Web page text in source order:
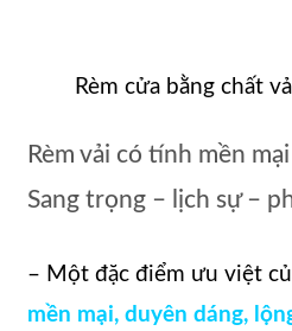
Rèm cửa bằng chất
Rèm vải có tính mền
Sang trọng – lịch sự –
– Một đặc điểm ưu việt
mền mại, duyên dáng,